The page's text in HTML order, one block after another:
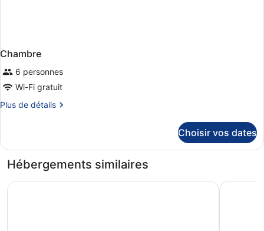
Chambre
6 personnes
Wi-Fi gratuit
Plus de détails
Plus
le
de
Chambre
Choisir vos dates
Hébergements similaires
Hotel Regina Titlis, a Trademark Collection by Wyndham
Hotel